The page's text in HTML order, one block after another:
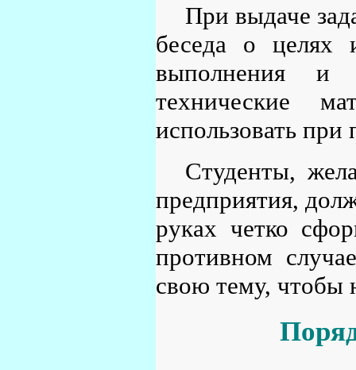
При выдаче
беседа о целях
выполнения и
технические
использовать при
Студенты,
предприятия,
руках четко
противном
свою тему, чтобы